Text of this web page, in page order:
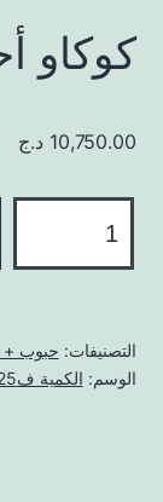
كوكاو أحمر 25كغ
10,750.00 د.ج
كوكاو
(برازيل
التصنيفات: حبوب +
الوسم: الكمية ف25كغ : سعر 1كغ :